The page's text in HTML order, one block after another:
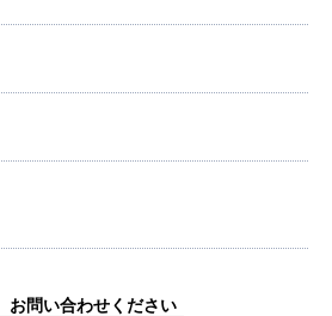
お問い合わせください